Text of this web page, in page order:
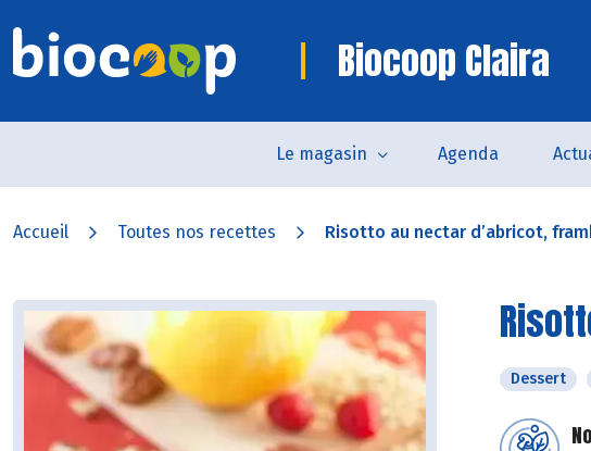
Biocoop Claira
Le magasin Agenda
Accueil Toutes nos recettes Risotto au nectar d’abricot,
Dessert